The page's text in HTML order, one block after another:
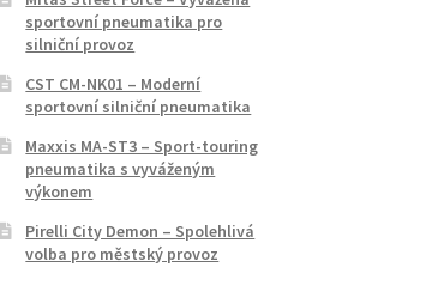
sportovní pneumatika pro
silniční provoz
CST CM-NK01 – Moderní
sportovní silniční pneumatika
Maxxis MA-ST3 – Sport-touring
pneumatika s vyváženým
výkonem
Pirelli City Demon – Spolehlivá
volba pro městský provoz